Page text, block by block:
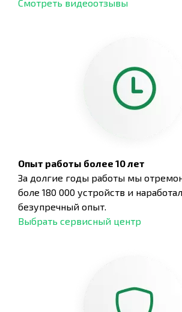
Смотреть видеоотзывы
Опыт работы более 10 лет
За долгие годы работы мы
боле 180 000 устройств и
безупречный опыт.
Выбрать сервисный центр